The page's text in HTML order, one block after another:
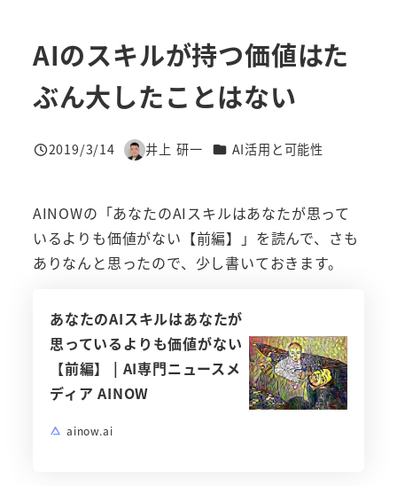
AIのスキルが持つ価値はた
ぶん大したことはない
投稿日
2019/3/14
著
井上 研一 カテゴリー
AI活用と可能性
AINOWの「あなたのAIスキルはあなたが思って
いるよりも価値がない【前編】」を読んで、さも
ありなんと思ったので、少し書いておきます。
あなたのAIスキルはあなたが
思っているよりも価値がない
【前編】 | AI専門ニュースメ
ディア AINOW
ainow.ai